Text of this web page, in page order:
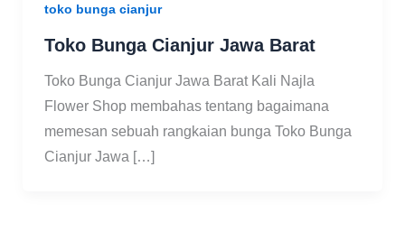
toko bunga cianjur
Toko Bunga Cianjur Jawa Barat
Toko Bunga Cianjur Jawa Barat Kali Najla
Flower Shop membahas tentang bagaimana
memesan sebuah rangkaian bunga Toko Bunga
Cianjur Jawa […]